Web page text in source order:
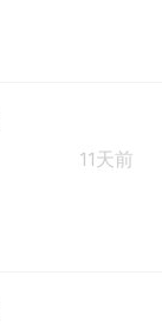
11天前